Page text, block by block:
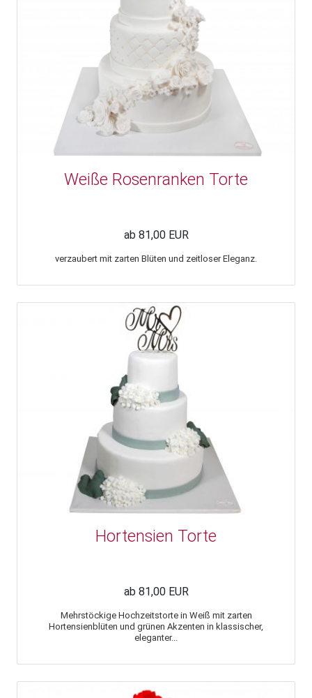
Weiße Rosenranken Torte
ab 81,00 EUR
verzaubert mit zarten Blüten und zeitloser Eleganz.
Hortensien Torte
ab 81,00 EUR
Mehrstöckige Hochzeitstorte in Weiß mit zarten
Hortensienblüten und grünen Akzenten in klassischer,
eleganter...